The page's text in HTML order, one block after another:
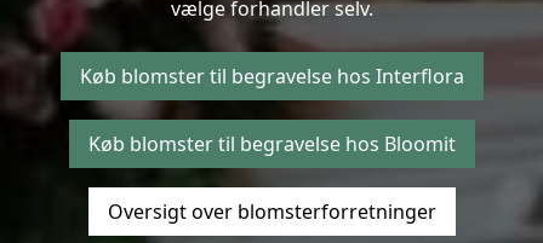
vælge forhandler selv.
Køb blomster til begravelse hos Interflora
Køb blomster til begravelse hos Bloomit
Oversigt over blomsterforretninger